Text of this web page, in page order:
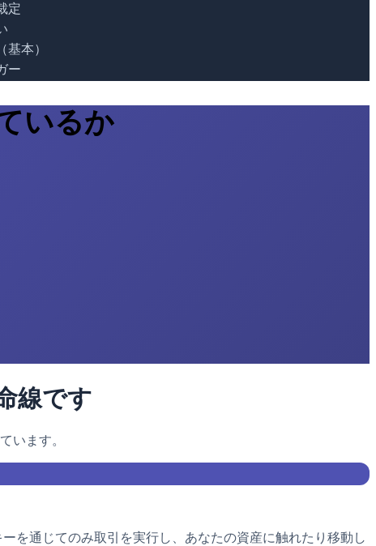
定
基本）
ー
いるか
線です
います。
を通じてのみ取引を実行し、あなたの資産に触れたり移動し